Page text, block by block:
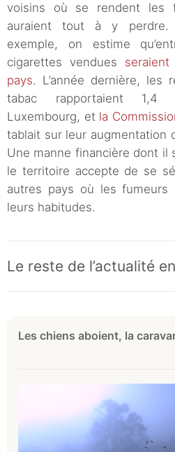
voisins où se rendent les
auraient tout à y perdre.
exemple, on estime
cigarettes vendues
pays. L’année dernière, les
tabac rapportaient 1,4
Luxembourg, et la
tablait sur leur augmentation
Une manne financière dont il
le territoire accepte de se
autres pays où les fumeurs
leurs habitudes.
Le reste de l’actualité
Les chiens aboient, la